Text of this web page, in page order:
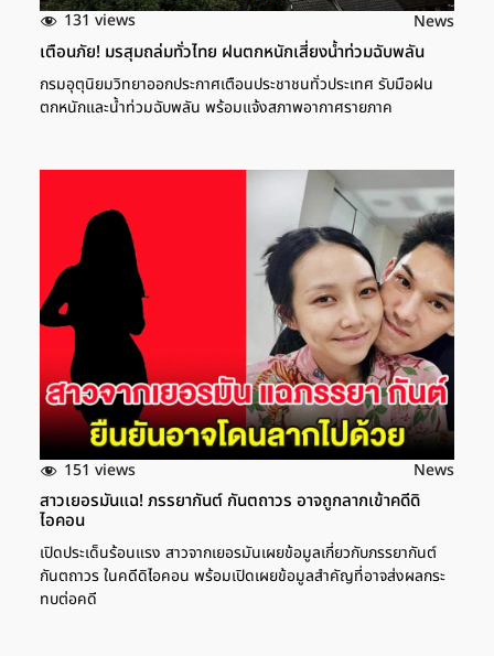
131 views News
เตือนภัย! มรสุมถล่มทั่วไทย ฝนตกหนักเสี่ยงน้ำท่วมฉับพลัน
กรมอุตุนิยมวิทยาออกประกาศเตือนประชาชนทั่วประเทศ รับมือฝน
ตกหนักและน้ำท่วมฉับพลัน พร้อมแจ้งสภาพอากาศรายภาค
151 views News
สาวเยอรมันแฉ! ภรรยากันต์ กันตถาวร อาจถูกลากเข้าคดีดิ
ไอคอน
เปิดประเด็นร้อนแรง สาวจากเยอรมันเผยข้อมูลเกี่ยวกับภรรยากันต์
กันตถาวร ในคดีดิไอคอน พร้อมเปิดเผยข้อมูลสำคัญที่อาจส่งผลกระ
ทบต่อคดี